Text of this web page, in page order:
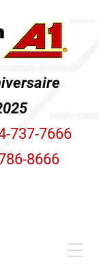
737-7666
8666